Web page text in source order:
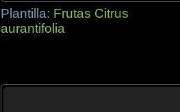
Plantilla: Frutas Citrus
aurantifolia